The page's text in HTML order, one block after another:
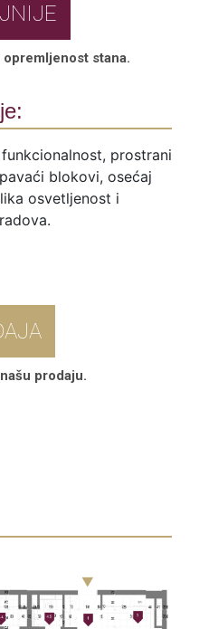
stana.
prostrani
blokovi, osećaj
osvetljenost i
prodaju.